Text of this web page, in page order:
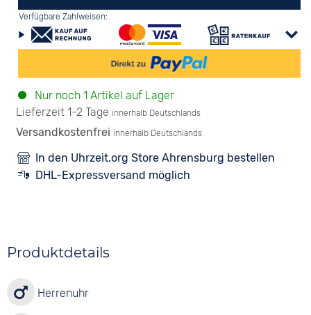
Verfügbare Zahlweisen:
Nur noch 1 Artikel auf Lager
Lieferzeit 1-2 Tage innerhalb Deutschlands
Versandkostenfrei innerhalb Deutschlands
In den Uhrzeit.org Store Ahrensburg bestellen
DHL-Expressversand möglich
Produktdetails
Herrenuhr